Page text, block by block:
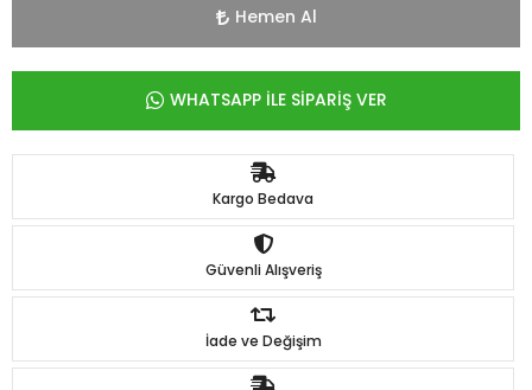
Hemen Al
WHATSAPP İLE SİPARİŞ VER
Kargo Bedava
Güvenli Alışveriş
İade ve Değişim